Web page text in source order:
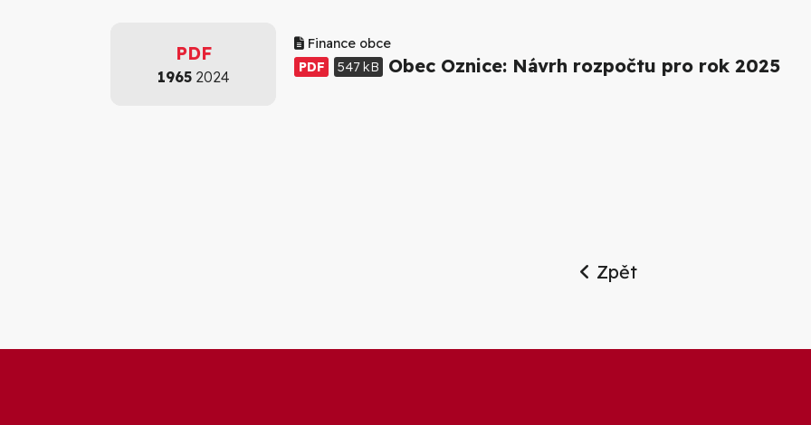
PDF
1965 2024
Finance obce
PDF
547 kB Obec Oznice: Návrh rozpočtu pro rok 2025
Zpět